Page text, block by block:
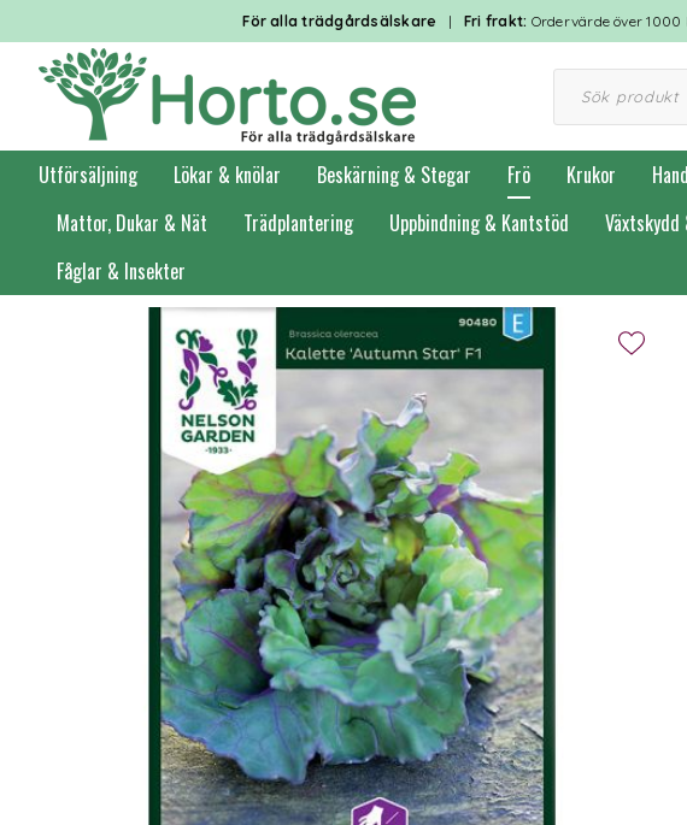
För alla trädgårdsälskare | Fri frakt: Ordervärde över
Utförsäljning Lökar & knölar Beskärning & Stegar Frö Krukor
Mattor, Dukar & Nät
Trädplantering Uppbindning & Kantstöd Växtskydd
Fåglar & Insekter
Förstasidan Frö